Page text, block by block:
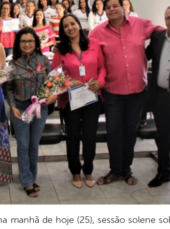
manhã de hoje (25), sessão solene